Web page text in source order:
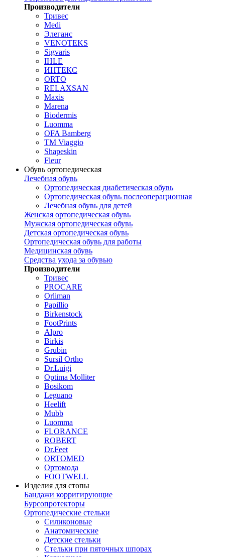
Производители
Тривес
Medi
Элеганс
VENOTEKS
Sigvaris
IHLE
ИНТЕКС
ORTO
RELAXSAN
Maxis
Marena
Biodermis
Luomma
OFA Bamberg
TM Viaggio
Shapeskin
Fleur
Обувь ортопедическая
Лечебная обувь
Ортопедическая диабетическая обувь
Ортопедическая обувь послеоперационная
Лечебная обувь для детей
Женская ортопедическая обувь
Мужская ортопедическая обувь
Детская ортопедическая обувь
Ортопедическая обувь для работы
Медицинская обувь
Средства ухода за обувью
Производители
Тривес
PROCARE
Orliman
Papillio
Birkenstock
FootPrints
Alpro
Birkis
Grubin
Sursil Ortho
Dr.Luigi
Optima Molliter
Bosikom
Leguano
Heelift
Mubb
Luomma
FLORANCE
ROBERT
Dr.Feet
ORTOMED
Ортомода
FOOTWELL
Изделия для стопы
Бандажи корригирующие
Бурсопротекторы
Ортопедические стельки
Силиконовые
Анатомические
Детские стельки
Стельки при пяточных шпорах